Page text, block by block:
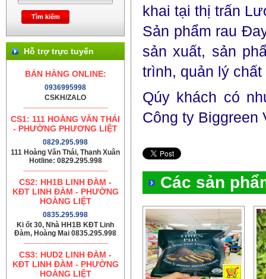
Hỗ trợ trực tuyến
BÁN HÀNG ONLINE:
0936995998
CSKH/ZALO
CS1: 111 HOÀNG VĂN THÁI
- PHƯỜNG PHƯƠNG LIỆT
0829.295.998
111 Hoàng Văn Thái, Thanh Xuân
Hotline: 0829.295.998
CS2: HH1B LINH ĐÀM -
KĐT LINH ĐÀM - PHƯỜNG
HOÀNG LIỆT
0835.295.998
Ki ốt 30, Nhà HH1B KĐT Linh
Đàm, Hoàng Mai 0835.295.998
CS3: HUD2 LINH ĐÀM -
KĐT LINH ĐÀM - PHƯỜNG
HOÀNG LIỆT
khai tại thị trấn
Sản phẩm rau
sản xuất, sản
trình, quản lý
Qúy khách có
Công ty Biggreen
Các sản